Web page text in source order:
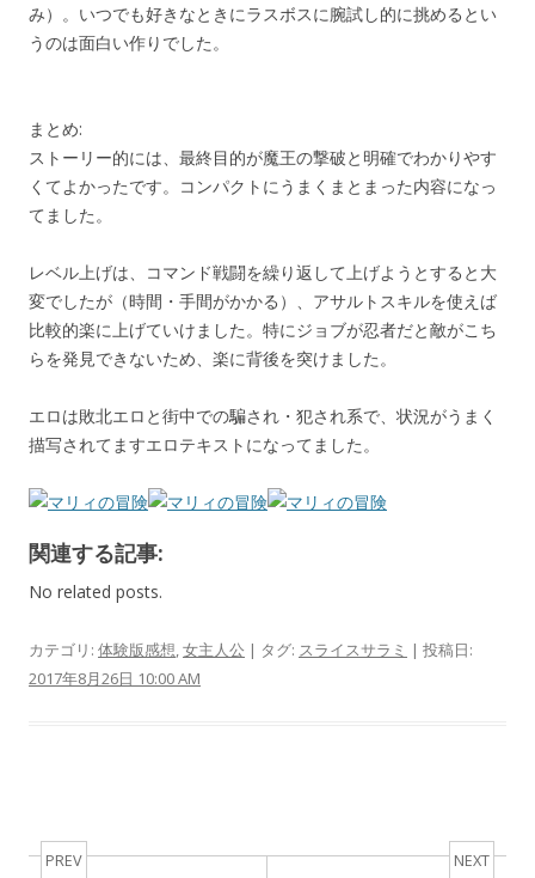
み）。いつでも好きなときにラスボスに腕試し的に挑めるとい
うのは面白い作りでした。
まとめ:
ストーリー的には、最終目的が魔王の撃破と明確でわかりやす
くてよかったです。コンパクトにうまくまとまった内容になっ
てました。
レベル上げは、コマンド戦闘を繰り返して上げようとすると大
変でしたが（時間・手間がかかる）、アサルトスキルを使えば
比較的楽に上げていけました。特にジョブが忍者だと敵がこち
らを発見できないため、楽に背後を突けました。
エロは敗北エロと街中での騙され・犯され系で、状況がうまく
描写されてますエロテキストになってました。
関連する記事:
No related posts.
カテゴリ: 体験版感想 女主人公 | タグ: スライスサラミ | 投稿日:
2017年8月26日 10:00 AM
PREV NEXT